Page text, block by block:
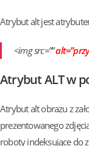
Atrybut alt jest
<img src=””
Atrybut ALT w
Atrybut alt obrazu z
prezentowanego
roboty indeksujące do